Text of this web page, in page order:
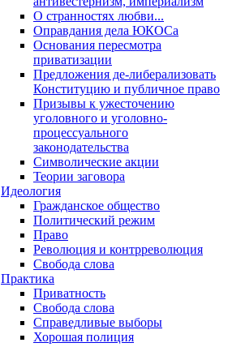
О странностях любви...
Оправдания дела ЮКОСа
Основания пересмотра
приватизации
Предложения де-либерализовать
Конституцию и публичное право
Призывы к ужесточению
уголовного и уголовно-
процессуального
законодательства
Символические акции
Теории заговора
Идеология
Гражданское общество
Политический режим
Право
Революция и контрреволюция
Свобода слова
Практика
Приватность
Свобода слова
Справедливые выборы
Хорошая полиция